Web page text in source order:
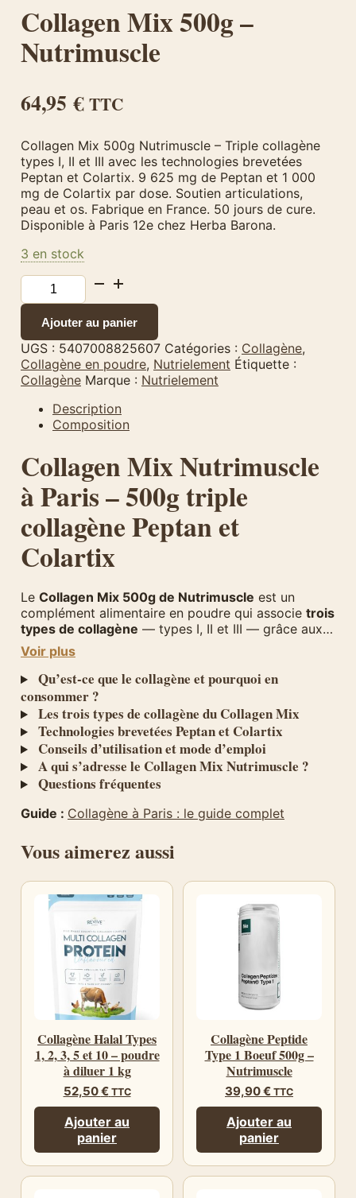
Collagen Mix 500g –
Nutrimuscle
64,95€TTC
Collagen Mix 500g Nutrimuscle – Triple collagène
types I, II et III avec les technologies brevetées
Peptan et Colartix. 9 625 mg de Peptan et 1 000
mg de Colartix par dose. Soutien articulations,
peau et os. Fabrique en France. 50 jours de cure.
Disponible à Paris 12e chez Herba Barona.
3 en stock
quantité
de
500g
–
Nutrimuscle
Ajouter au panier
UGS : 5407008825607 Catégories : Collagène,
Collagène en poudre, Nutrielement Étiquette :
Collagène Marque : Nutrielement
Description
Composition
Collagen Mix Nutrimuscle
à Paris – 500g triple
collagène Peptan et
Colartix
Le Collagen Mix 500g de Nutrimuscle est un
complément alimentaire en poudre qui associe trois
types de collagène — types I, II et III — grâce aux
technologies brevetées
Fabrique en France, ce produit premium offre une
approche complete du soutien articulaire, cutané et
osseux. Avec 50 jours de cure par pot, le Collagen
Mix represente un excellent rapport qualité-durée
pour une supplémentation quotidienne en
collagène. Retrouvez-le chezHerba Barona à Paris
12e, votre boutique spécialisée en compléments
alimentaires.
Voir plus
Qu’est-ce que le collagène et pourquoi en
consommer ?
Les trois types de collagène du Collagen Mix
Technologies brevetées Peptan et Colartix
Conseils d’utilisation et mode d’emploi
A qui s’adresse le Collagen Mix Nutrimuscle ?
Questions fréquentes
Guide : Collagène à Paris : le guide complet
Vous aimerez aussi
Collagène Halal Types
1, 2, 3, 5 et 10 – poudre
à diluer 1 kg
52,50€ TTC
Ajouter au
panier
Collagène Peptide
Type 1 Boeuf 500g –
Nutrimuscle
39,90€ TTC
Ajouter au
panier